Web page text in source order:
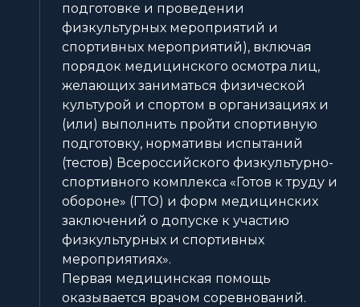
подготовке и проведении
физкультурных мероприятий и
спортивных мероприятий), включая
порядок медицинского осмотра лиц,
желающих заниматься физической
культурой и спортом в организациях и
(или) выполнить пройти спортивную
подготовку, нормативы испытаний
(тестов) Всероссийского физкультурно-
спортивного комплекса «Готов к труду и
обороне» (ГТО) и форм медицинских
заключений о допуске к участию
физкультурных и спортивных
мероприятиях».
Первая медицинская помощь
оказывается врачом соревнований.